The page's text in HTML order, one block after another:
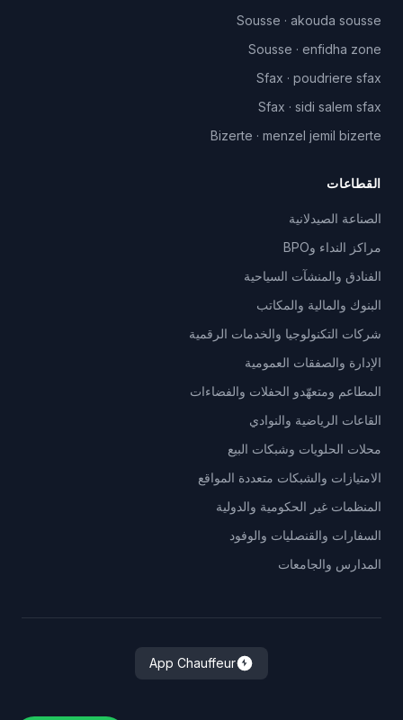
Sousse · akouda sousse
Sousse · enfidha zone
Sfax · poudriere sfax
Sfax · sidi salem sfax
Bizerte · menzel jemil bizerte
القطاعات
الصناعة الصيدلانية
مراكز النداء وBPO
الفنادق والمنشآت السياحية
البنوك والمالية والمكاتب
شركات التكنولوجيا والخدمات الرقمية
الإدارة والصفقات العمومية
المطاعم ومتعهّدو الحفلات والفضاءات
القاعات الرياضية والنوادي
محلات الحلويات وشبكات البيع
الامتيازات والشبكات متعددة المواقع
المنظمات غير الحكومية والدولية
السفارات والقنصليات والوفود
المدارس والجامعات
App Chauffeur